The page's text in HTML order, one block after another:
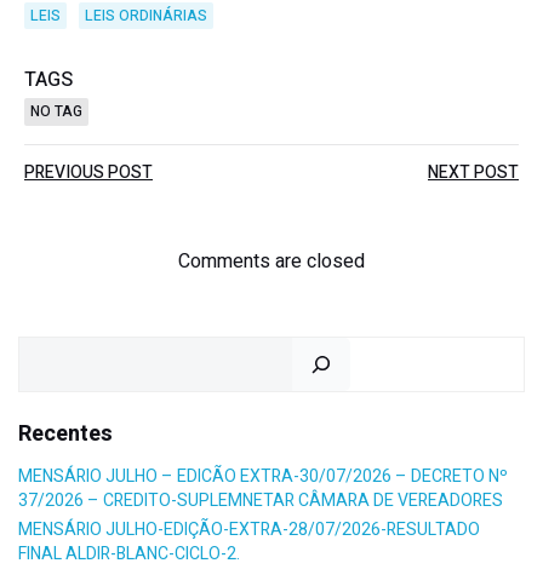
LEIS LEIS ORDINÁRIAS
TAGS
NO TAG
Post
navigation
PREVIOUS POST
navigation
NEXT POST
Comments are closed
Recentes
MENSÁRIO JULHO – EDICÃO EXTRA-30/07/2026 – DECRETO Nº
37/2026 – CREDITO-SUPLEMNETAR CÂMARA DE VEREADORES
MENSÁRIO JULHO-EDIÇÃO-EXTRA-28/07/2026-RESULTADO
FINAL ALDIR-BLANC-CICLO-2.